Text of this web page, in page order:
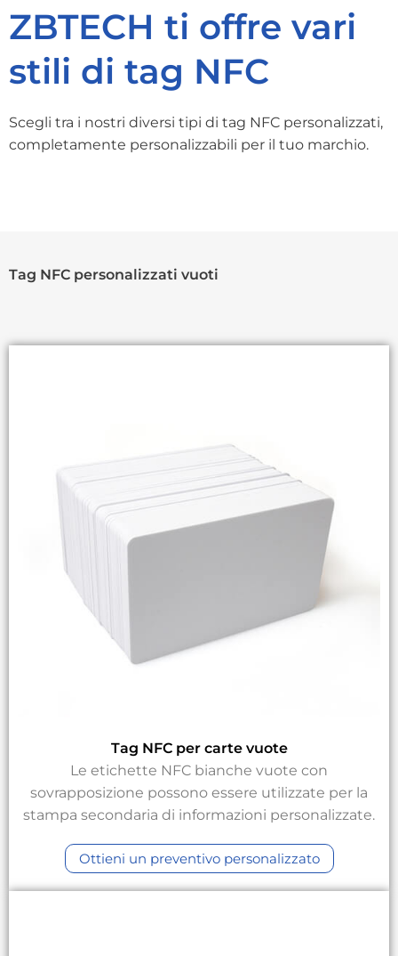
ZBTECH ti offre vari
stili di tag NFC
Scegli tra i nostri diversi tipi di tag NFC personalizzati,
completamente personalizzabili per il tuo marchio.
Tag NFC personalizzati vuoti
Tag NFC per carte vuote
Le etichette NFC bianche vuote con
sovrapposizione possono essere utilizzate per la
stampa secondaria di informazioni personalizzate.
Ottieni un preventivo personalizzato